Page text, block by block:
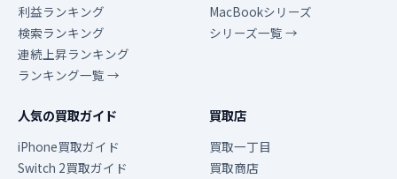
利益ランキング
検索ランキング
連続上昇ランキング
ランキング一覧 →
MacBookシリーズ
シリーズ一覧 →
人気の買取ガイド
iPhone買取ガイド
Switch 2買取ガイド
買取店
買取一丁目
買取商店